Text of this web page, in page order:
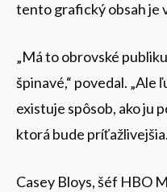
tento grafický obsah je
„Má to obrovské
špinavé,“ povedal. „Ale
existuje spôsob, ako ju
ktorá bude
Casey Bloys, šéf HBO